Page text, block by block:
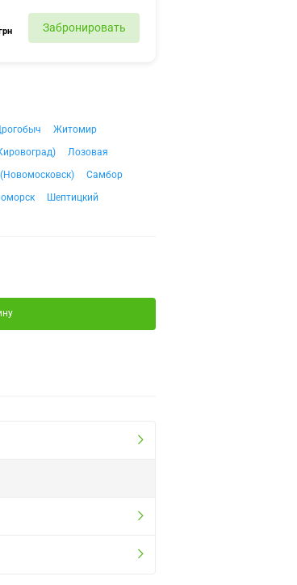
Забронировать
Житомир
Лозовая
Самбор
Шептицкий